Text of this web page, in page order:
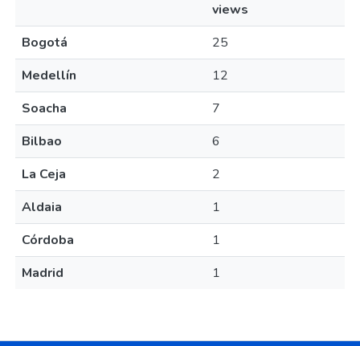
views
Bogotá
25
Medellín
12
Soacha
7
Bilbao
6
La Ceja
2
Aldaia
1
Córdoba
1
Madrid
1